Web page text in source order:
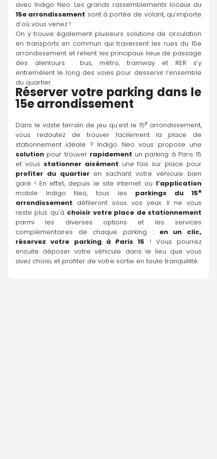
15e arrondissement sont à portée de volant, qu’importe
d’où vous venez !
On y trouve également plusieurs solutions de circulation
en transports en commun qui traversent les rues du 15e
arrondissement et relient les principaux lieux de passage
des alentours : bus, métro, tramway et RER s’y
entremêlent le long des voies pour desservir l’ensemble
du quartier.
Réserver votre parking dans le
15e arrondissement
Dans le vaste terrain de jeu qu’est le 15e arrondissement,
vous redoutez de trouver facilement la place de
solution pour trouver rapidement un parking à Paris 15
et vous stationner aisément
profiter du quartier en sachant votre véhicule bien
garé ! En effet, depuis le site internet ou l’application
mobile Indigo Neo, tous les parkings du 15e
arrondissement défileront sous vos yeux. Il ne vous
reste plus qu’à choisir votre place de stationnement
parmi les diverses options et les services
complémentaires de chaque parking : en un clic,
réservez votre parking à Paris 15 ! Vous pourrez
ensuite déposer votre véhicule dans le lieu que vous
avez choisi, et profiter de votre sortie en toute tranquillité.